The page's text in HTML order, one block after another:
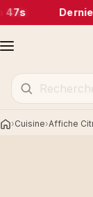
47s
AccueilCuisine Affiche